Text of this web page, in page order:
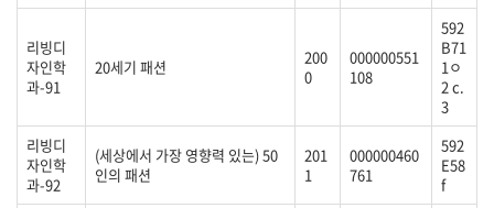
리빙디
자인학
과-91
20세기 패션
200
0
000000551
108
592
B71
1ㅇ
2 c.
3
리빙디
자인학
과-92
(세상에서 가장 영향력 있는) 50
인의 패션
201
1
000000460
761
592
E58
f